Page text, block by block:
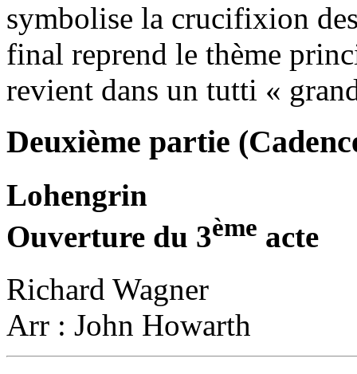
symbolise la crucifixion
final reprend le thème
revient dans un tutti «
Deuxième partie
Lohengrin
Ouverture du 3ème acte
Richard Wagner
Arr : John Howarth